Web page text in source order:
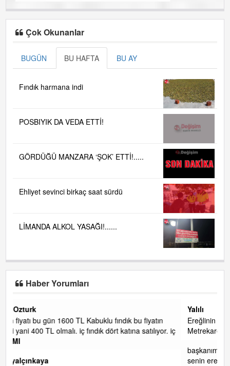
Çok Okunanlar
BUGÜN BU HAFTA BU AY
Fındık harmana indi
POSBIYIK DA VEDA ETTİ!
GÖRDÜĞÜ MANZARA ‘ŞOK’ ETTİ!.....
Ehliyet sevinci birkaç saat sürdü
LİMANDA ALKOL YASAĞI!......
Haber Yorumları
iç
Yalılı
Ereğlinin en değerli en gözde yeri yalı caddesi ve çevresidir.
Metrekaresi 500 bin liraya alamazsın.
başkanım seni belediye başkanlığında da görmek isteriz
senin ereyliye katkın çok oldu daha da olacaktır